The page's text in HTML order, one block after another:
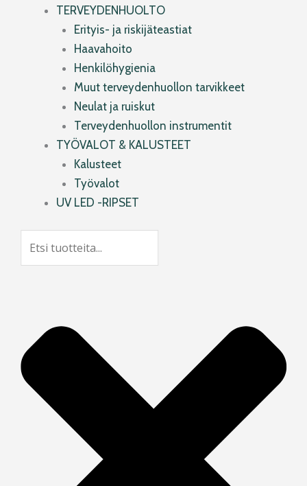
TERVEYDENHUOLTO
Erityis- ja riskijäteastiat
Haavahoito
Henkilöhygienia
Muut terveydenhuollon tarvikkeet
Neulat ja ruiskut
Terveydenhuollon instrumentit
TYÖVALOT & KALUSTEET
Kalusteet
Työvalot
UV LED -RIPSET